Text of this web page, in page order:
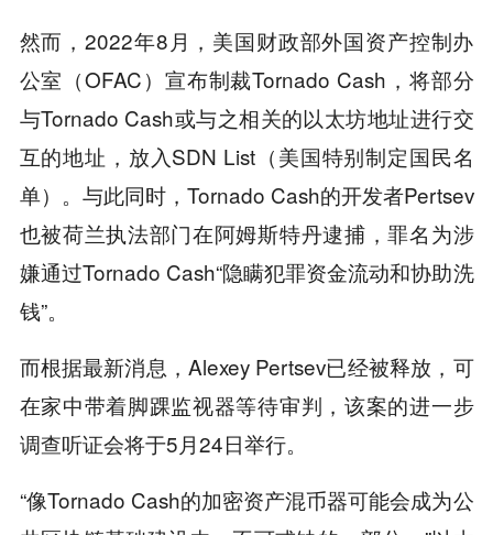
然而，2022年8月，美国财政部外国资产控制办
公室（OFAC）宣布制裁Tornado Cash，将部分
与Tornado Cash或与之相关的以太坊地址进行交
互的地址，放入SDN List（美国特别制定国民名
单）。与此同时，Tornado Cash的开发者Pertsev
也被荷兰执法部门在阿姆斯特丹逮捕，罪名为涉
嫌通过Tornado Cash“隐瞒犯罪资金流动和协助洗
钱”。
而根据最新消息，Alexey Pertsev已经被释放，可
在家中带着脚踝监视器等待审判，该案的进一步
调查听证会将于5月24日举行。
“像Tornado Cash的加密资产混币器可能会成为公